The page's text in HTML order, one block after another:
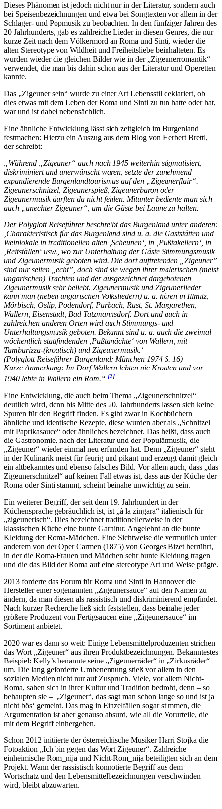
Dieses Phänomen ist jedoch nicht nur in der Literatur, sondern auch
bei Speisenbezeichnungen und etwa bei Songtexten vor allem in der
Schlager- und Popmusik zu beobachten. In den fünfziger Jahren des
20 Jahrhunderts, gab es zahlreiche Lieder in diesen Genres, die nur
kurze Zeit nach dem Völkermord an Roma und Sinti, wieder die
alten Stereotype von Wildheit und Freiheitsliebe beinhalteten. Es
wurden wieder die gleichen Bilder wie in der „Zigeunerromantik“
verwendet, die man bis dahin schon aus der Literatur und Operetten
kannte.
Das „Zigeuner sein“ wurde zu einer Art Lebensstil deklariert, ob
dies etwas mit dem Leben der Roma und Sinti zu tun hatte oder hat,
war und ist dabei nebensächlich.
Eine ähnliche Entwicklung lässt sich zeitgleich im Burgenland
festmachen: Hierzu ein Auszug aus dem Blog von Herbert Brettl,
der schreibt:
„Während „Zigeuner“ auch nach 1945 weiterhin stigmatisiert,
diskriminiert und unerwünscht waren, setzte der zunehmend
expandierende Burgenlandtourismus auf den „Zigeunerflair“.
Zigeunerschnitzel, Zigeunerspieß, Zigeunerbaron oder
Zigeunermusik durften da nicht fehlen. Mitunter bediente man sich
auch „unechter Zigeuner“, um die Gäste bei Laune zu halten.
Der Polyglott Reiseführer beschreibt das Burgenland unter anderen:
‚Charakteristisch für das Burgenland sind u. a. die Gaststätten und
Weinlokale in traditionellen alten ‚Scheunen‘, in ‚Pußtakellern‘, in
‚Reitställen‘ usw., wo zur Unterhaltung der Gäste Stimmungsmusik
und Zigeunermusik geboten wird. Die dort auftretenden „Zigeuner”
sind nur selten „echt”, doch sind sie wegen ihrer malerischen (meist
ungarischen) Trachten und der ausgezeichnet dargebotenen
Zigeunermusik sehr beliebt. Zigeunermusik und Zigeunerlieder
kann man (neben ungarischen Volksliedern) u. a. hören in Illmitz,
Mörbisch, Oslip, Podendorf, Purbach, Rust, St. Margarethen,
Wallern, Eisenstadt, Bad Tatzmannsdorf. Dort und auch in
zahlreichen anderen Orten wird auch Stimmungs- und
Unterhaltungsmusik geboten. Bekannt sind u. a. auch die zweimal
wöchentlich stattfindenden ‚Pußtanächte‘ von Wallern, mit
Tamburizza-(kroatisch) und Zigeunermusik.‘
(Polyglott Reiseführer Burgenland; München 1974 S. 16)
Kurze Anmerkung: Im Dorf Wallern lebten nie Kroaten und vor
1940 lebte in Wallern ein Rom.“ [2]
Eine Entwicklung, die auch beim Thema „Zigeunerschnitzel“
deutlich wird, denn bis Mitte des 20. Jahrhunderts lassen sich keine
Spuren für den Begriff finden. Es gibt zwar in Kochbüchern
ähnliche und identische Rezepte, diese wurden aber als „Schnitzel
mit Paprikasauce“ oder ähnliches bezeichnet. Das heißt, dass auch
die Gastronomie, nach der Literatur und der Populärmusik, die
„Zigeuner“ wieder einmal neu erfunden hat. Denn „Zigeuner“ steht
in der Kulinarik meist für feurig und pikant und erzeugt damit gleich
ein altbekanntes und ebenso falsches Bild. Vor allem auch, dass „das
Zigeunerschnitzel“ auf keinen Fall etwas ist, dass aus der Küche der
Roma oder Sinti stammt, scheint beinahe unwichtig zu sein.
Ein weiterer Begriff, der seit dem 19. Jahrhundert in der
Küchensprache gebräuchlich ist, ist „à la zingara“ italienisch für
„zigeunerisch“. Dies bezeichnet traditionellerweise in der
klassischen Küche eine bunte Garnitur. Angelehnt an die bunte
Kleidung der Roma-Mädchen. Eine Sichtweise die vermutlich unter
anderem von der Oper Carmen (1875) von Georges Bizet herrührt,
in der die Roma-Frauen und Mädchen sehr bunte Kleidung tragen
und die das Bild der Roma auf eine stereotype Art und Weise prägte.
2013 forderte das Forum für Roma und Sinti in Hannover die
Hersteller einer sogenannten „Zigeunersauce“ auf den Namen zu
ändern, da man diesen als rassistisch und diskriminierend empfindet.
Nach kurzer Recherche ließ sich feststellen, dass beinahe jeder
größere Produzent von Fertigsaucen eine „Zigeunersauce“ im
Sortiment anbietet.
2020 war es dann so weit: Einige Lebensmittelproduzenten strichen
das Wort „Zigeuner“ aus ihren Produktbezeichnungen. Bekanntestes
Beispiel: Kelly’s benannte seine „Zigeunerräder“ in „Zirkusräder“
um. Die lang geforderte Umbenennung stieß vor allem in den
sozialen Medien nicht nur auf Zuspruch. Viele, vor allem Nicht-
Roma, sahen sich in ihrer Kultur und Tradition bedroht, denn – so
behaupten sie – „Zigeuner“, das sagt man schon lange so und ist ja
nicht bös‘ gemeint. Das mag in Einzelfällen sogar stimmen, die
Argumentation ist aber genauso absurd, wie all die Vorurteile, die
mit dem Begriff einhergehen.
Schon 2012 initiierte der österreichische Musiker Harri Stojka die
Fotoaktion „Ich bin gegen das Wort Zigeuner“. Zahlreiche
einheimische Rom_nija und Nicht-Rom_nija beteiligten sich an dem
Projekt. Wann der rassistisch konnotierte Begriff aus dem
Wortschatz und den Lebensmittelbezeichnungen verschwinden
wird, bleibt abzuwarten.